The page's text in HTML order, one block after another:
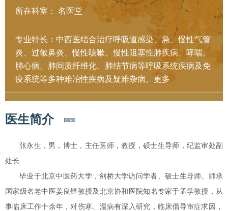
所在科室： 名医堂
专业特长：中西医结合治疗呼吸道感染、急、慢性气管
炎、过敏鼻炎、慢性咳嗽、慢性阻塞性肺疾病、哮喘、
肺心病、肺间质纤维化、肺结节病等呼吸系统疾病及免
疫系统等多种难冶性疾病及疑难杂病。 更多
医生简介
张永生，男，博士，主任医师，教授，硕士生导师，纪监审处副
处长
毕业于北京中医药大学，剑桥大学访问学者、硕士生导师。师承
国家级名老中医姜良铎教授及北京协和医院知名专家于孟学教授，从
事临床工作十余年，对伤寒、温病有深入研究，临床倡导审症求因，